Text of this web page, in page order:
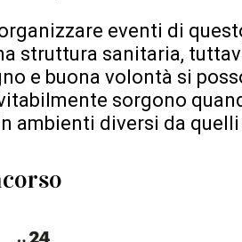
eventi di
struttura sanitaria,
e buona volontà si
sorgono
ambienti diversi da